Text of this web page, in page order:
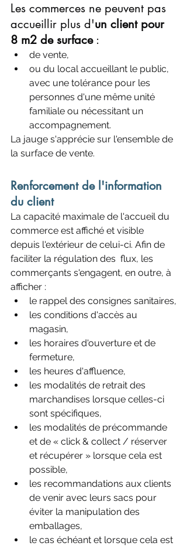
Les commerces ne peuvent pas
accueillir plus d'un client pour
8 m2 de surface :
de vente,
ou du local accueillant le public,
avec une tolérance pour les
personnes d'une même unité
familiale ou nécessitant un
accompagnement.
La jauge s'apprécie sur l'ensemble de
la surface de vente.
Renforcement de l'information
du client
La capacité maximale de l'accueil du
commerce est affiché et visible
depuis l'extérieur de celui-ci. Afin de
faciliter la régulation des  flux, les
commerçants s'engagent, en outre, à
afficher :
le rappel des consignes sanitaires,
les conditions d'accès au
magasin,
les horaires d'ouverture et de
fermeture,
les heures d'affluence,
les modalités de retrait des
marchandises lorsque celles-ci
sont spécifiques,
les modalités de précommande
et de « click & collect / réserver
et récupérer » lorsque cela est
possible,
les recommandations aux clients
de venir avec leurs sacs pour
éviter la manipulation des
emballages,
le cas échéant et lorsque cela est